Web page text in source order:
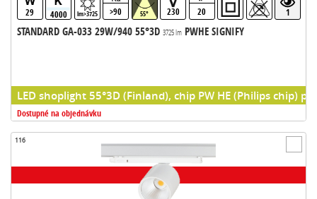
29 4000 lm>3725 >90 55° 230 20 1
STANDARD GA-033 29W/940 55°3D 3725 lmPWHE SIGNIFY
LED shoplight 55°3D (Finland), chip PW HE (Philips chip)
Dostupné na objednávku
116